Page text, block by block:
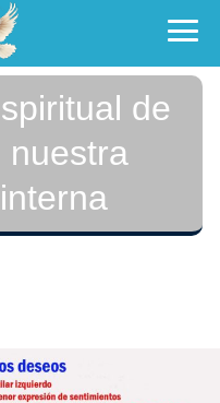
de
nuestra